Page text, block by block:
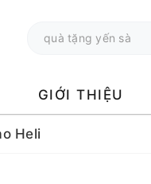
GIỚI THIỆU
Heli